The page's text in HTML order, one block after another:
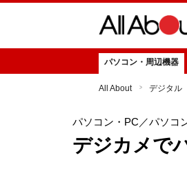
パソコン・周辺機器
All About デジタル
パソコン・PC ／パソコ
デジカメで